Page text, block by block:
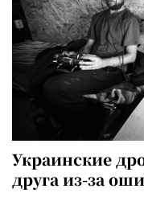
Украинские
друга из-за